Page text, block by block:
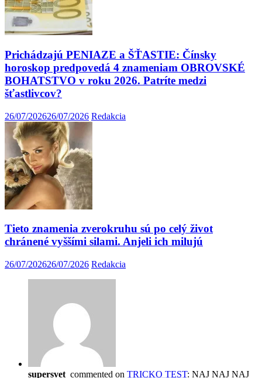
Prichádzajú PENIAZE a ŠŤASTIE: Čínsky
horoskop predpovedá 4 znameniam OBROVSKÉ
BOHATSTVO v roku 2026. Patríte medzi
šťastlivcov?
26/07/202626/07/2026 Redakcia
Tieto znamenia zverokruhu sú po celý život
chránené vyššími silami. Anjeli ich milujú
26/07/202626/07/2026 Redakcia
supersvet commented on TRICKO TEST: NAJ NAJ NAJ